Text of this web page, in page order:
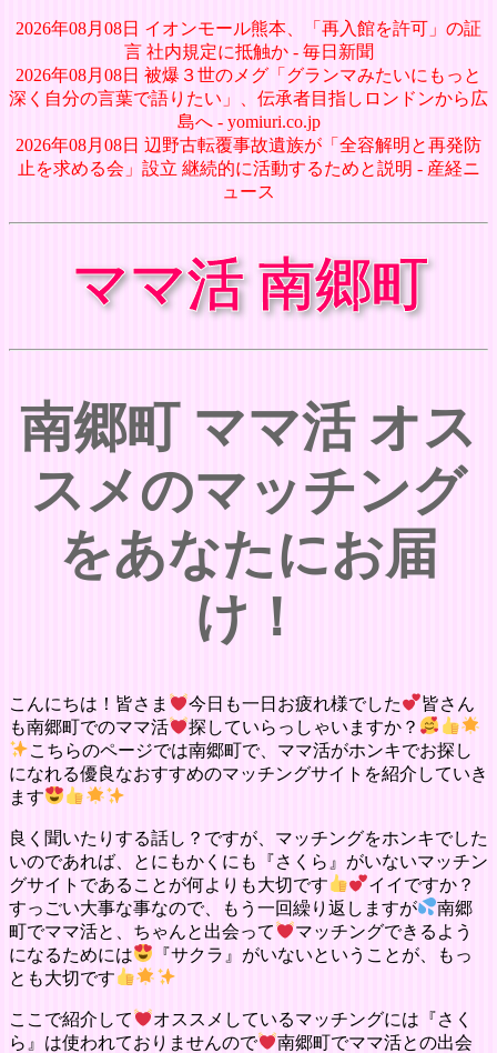
2026年08月08日 イオンモール熊本、「再入館を許可」の証
言 社内規定に抵触か - 毎日新聞
2026年08月08日 被爆３世のメグ「グランマみたいにもっと
深く自分の言葉で語りたい」、伝承者目指しロンドンから広
島へ - yomiuri.co.jp
2026年08月08日 辺野古転覆事故遺族が「全容解明と再発防
止を求める会」設立 継続的に活動するためと説明 - 産経ニ
ュース
ママ活 南郷町
南郷町 ママ活 オス
スメのマッチング
をあなたにお届
け！
こんにちは！皆さま 今日も一日お疲れ様でした
皆さん
も南郷町でのママ活
探していらっしゃいますか？
こちらのページでは南郷町で、ママ活がホンキでお探し
になれる優良なおすすめのマッチングサイトを紹介していき
ます
良く聞いたりする話し？ですが、マッチングをホンキでした
いのであれば、とにもかくにも『さくら』がいないマッチン
グサイトであることが何よりも大切です
イイですか？
すっごい大事な事なので、もう一回繰り返しますが
南郷
町でママ活と、ちゃんと出会って
マッチングできるよう
になるためには
『サクラ』がいないということが、もっ
とも大切です
ここで紹介して
オススメしているマッチングには『さく
ら』は使われておりませんので
南郷町でママ活との出会